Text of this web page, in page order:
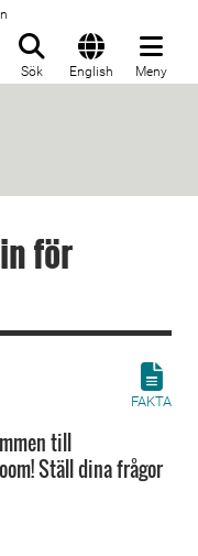
Sök English Meny
för
FAKTA
till
Ställ dina frågor